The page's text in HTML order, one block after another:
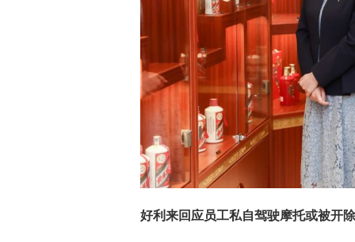
好利来回应员工私自驾驶摩托或被开除